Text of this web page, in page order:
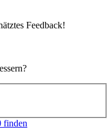
Feedback!
finden